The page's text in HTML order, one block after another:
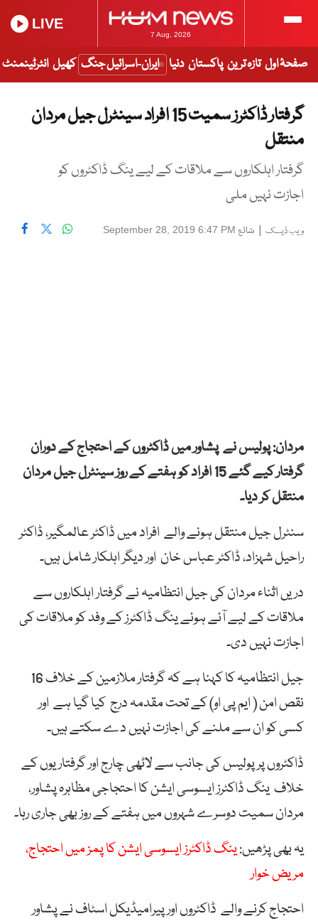
7 Aug, 2026
LIVE
صفحۂ اول تازہ ترین پاکستان دنیا ایران-اسرائیل جنگ کھیل انٹرٹینمنٹ
گرفتار ڈاکٹرز سمیت 15 افراد سینٹرل جیل مردان
منتقل
گرفتار اہلکاروں سے ملاقات کے لیے ینگ ڈاکٹروں کو
اجازت نہیں ملی
ویب ڈیسک | شائع September 28, 2019 6:47 PM
مردان: پولیس نے پشاور میں ڈاکٹروں کے احتجاج کے دوران
گرفتار کیے گئے 15 افراد کو ہفتے کے روز سینٹرل جیل مردان
منتقل کر دیا۔
سنٹرل جیل منتقل ہونے والے افراد میں ڈاکٹر عالمگیر، ڈاکٹر
راحیل شہزاد، ڈاکٹر عباس خان اور دیگر اہلکار شامل ہیں۔
دریں اثناء مردان کی جیل انتظامیہ نے گرفتار اہلکاروں سے
ملاقات کے لیے آئے ہوئے ینگ ڈاکٹرز کے وفد کو ملاقات کی
اجازت نہیں دی۔
جیل انتظامیہ کا کہنا ہے کہ گرفتار ملازمین کے خلاف 16
نقص امن ( ایم پی او) کے تحت مقدمہ درج کیا گیا ہے اور
کسی کو ان سے ملنے کی اجازت نہیں دے سکتے ہیں۔
ڈاکٹروں پر پولیس کی جانب سے لاٹھی چارج اور گرفتاریوں کے
خلاف ینگ ڈاکٹرز ایسوسی ایشن کا احتجاجی مظاہرہ پشاور،
مردان سمیت دوسرے شہروں میں ہفتے کے روز بھی جاری رہا۔
یہ بھی پڑھیں:ینگ ڈاکٹرز ایسوسی ایشن کا پمز میں احتجاج،
مریض خوار
احتجاج کرنے والے ڈاکٹروں اور پیرامیڈیکل اسٹاف نے پشاور